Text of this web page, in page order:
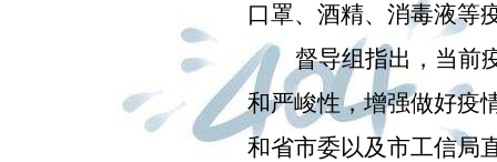
口罩、酒精、消毒液等
督导组指出，当前
和严峻性，增强做好疫
和省市委以及市工信局